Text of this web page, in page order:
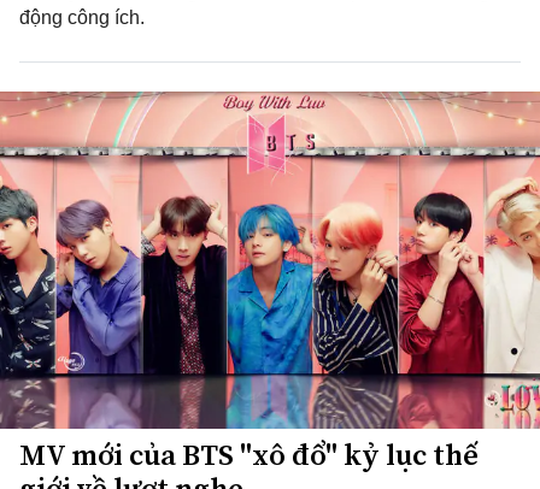
động công ích.
MV mới của BTS "xô đổ" kỷ lục thế